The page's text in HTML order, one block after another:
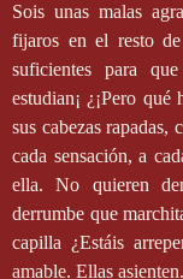
Sois unas malas
fijaros en el resto
suficientes para
estudian¡ ¿¡Pero qué
sus cabezas rapadas,
cada sensación, a
ella. No quieren
derrumbe que
capilla ¿Estáis
amable. Ellas